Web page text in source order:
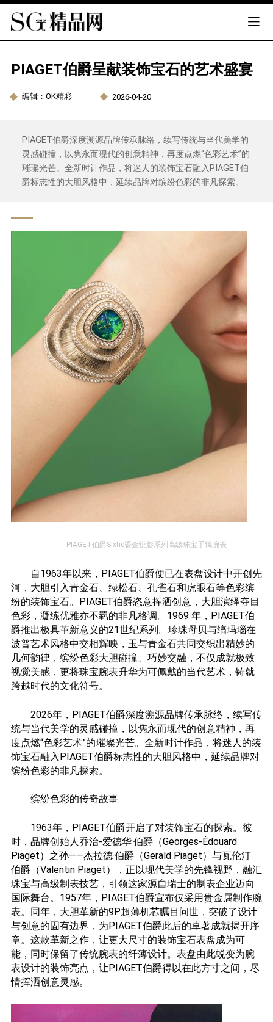
PIAGET伯爵呈献装饰宝石的艺术盛宴
编辑：OK精彩 2026-04-20
PIAGET伯爵深度溯源品牌传承脉络，续写传统与当代美学的
灵感碰撞，以隽永而现代的创意精神，再度点燃“色彩艺术”的
璀璨光芒。全新时计作品，将迷人的装饰宝石融入PIAGET伯
爵标志性的大胆风格中，延续品牌对缤纷色彩的非凡探索。
PIAGET伯爵Sixtie鎏金悦影系列高级珠宝手镯腕表
自1963年以来，PIAGET伯爵便已在表盘设计中开创先
河，大胆引入青金石、绿松石、孔雀石和虎眼石等色彩缤
纷的装饰宝石。PIAGET伯爵恣意挥洒创意，大胆演绎夺目
色彩，凝练优雅亦不羁的非凡格调。1969 年，PIAGET伯
爵推出极具革新意义的21世纪系列。珍珠母贝与缟玛瑙在
波普艺术风格中交相辉映，玉与青金石共同交织出精妙的
几何韵律，缤纷色彩大胆碰撞、巧妙交融，不仅成就极致
视觉美感，更将珠宝腕表升华为可佩戴的当代艺术，铸就
跨越时代的文化符号。
2026年，PIAGET伯爵深度溯源品牌传承脉络，续写传
统与当代美学的灵感碰撞，以隽永而现代的创意精神，再
度点燃“色彩艺术”的璀璨光芒。全新时计作品，将迷人的装
饰宝石融入PIAGET伯爵标志性的大胆风格中，延续品牌对
缤纷色彩的非凡探索。
缤纷色彩的传奇故事
1963年，PIAGET伯爵开启了对装饰宝石的探索。彼
时，品牌创始人乔治-爱德华·伯爵（Georges-Édouard
Piaget）之孙——杰拉德·伯爵（Gerald Piaget）与瓦伦汀·
伯爵（Valentin Piaget），正以现代美学的先锋视野，融汇
珠宝与高级制表技艺，引领这家源自瑞士的制表企业迈向
国际舞台。1957年，PIAGET伯爵宣布仅采用贵金属制作腕
表。同年，大胆革新的9P超薄机芯瞩目问世，突破了设计
与创意的固有边界，为PIAGET伯爵此后的卓著成就揭开序
章。这款革新之作，让更大尺寸的装饰宝石表盘成为可
能，同时保留了传统腕表的纤薄设计。表盘由此蜕变为腕
表设计的装饰亮点，让PIAGET伯爵得以在此方寸之间，尽
情挥洒创意灵感。